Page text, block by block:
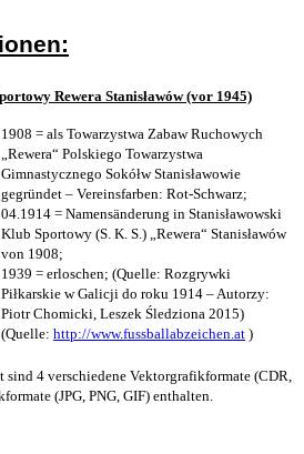
Rewera Stanisławów (vor 1945)
1908 = als Towarzystwa Zabaw Ruchowych
„Rewera“ Polskiego Towarzystwa
Gimnastycznego Sokółw Stanisławowie
gegründet – Vereinsfarben: Rot-Schwarz;
04.1914 = Namensänderung in Stanisławowski
Klub Sportowy (S. K. S.) „Rewera“ Stanisławów
von 1908;
1939 = erloschen; (Quelle: Rozgrywki
Piłkarskie w Galicji do roku 1914 – Autorzy:
Piotr Chomicki, Leszek Śledziona 2015)
(Quelle: http://www.fussballabzeichen.at )
sind 4 verschiedene Vektorgrafikformate (CDR,
(JPG, PNG, GIF) enthalten.